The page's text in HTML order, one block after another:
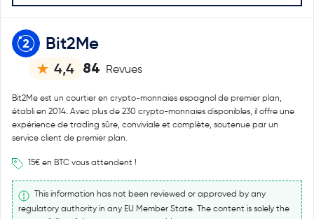
Bit2Me
4,4 84 Revues
Bit2Me est un courtier en crypto-monnaies espagnol de premier plan,
établi en 2014. Avec plus de 230 crypto-monnaies disponibles, il offre une
expérience de trading sûre, conviviale et complète, soutenue par un
service client de premier plan.
15€ en BTC vous attendent !
This information has not been reviewed or approved by any
regulatory authority in any EU Member State. The content is solely the